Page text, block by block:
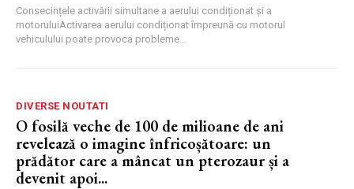
Consecințele activării simultane a aerului condiționat și a
motoruluiActivarea aerului condiționat împreună cu motorul
vehiculului poate provoca probleme...
DIVERSE NOUTATI
O fosilă veche de 100 de milioane de ani
revelează o imagine înfricoșătoare: un
prădător care a mâncat un pterozaur și a
devenit apoi...